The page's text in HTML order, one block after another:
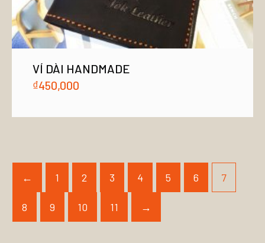
VÍ DÀI HANDMADE
₫450,000
← 1 2 3 4 5 6 7
8 9 10 11 →